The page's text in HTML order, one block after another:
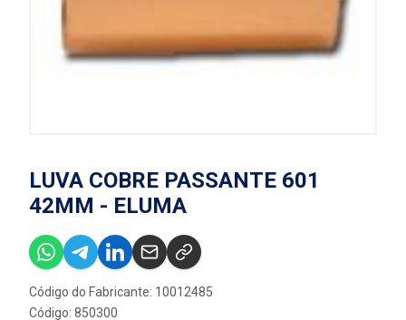
LUVA COBRE PASSANTE 601
42MM - ELUMA
Código do Fabricante: 10012485
Código: 850300